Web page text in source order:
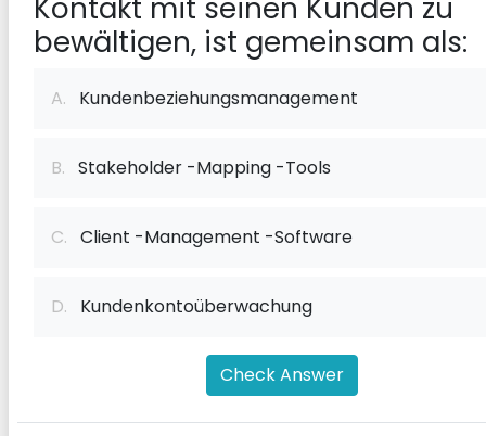
Kontakt mit seinen Kunden zu
bewältigen, ist gemeinsam als:
A. Kundenbeziehungsmanagement
B. Stakeholder -Mapping -Tools
C. Client -Management -Software
D. Kundenkontoüberwachung
Check Answer